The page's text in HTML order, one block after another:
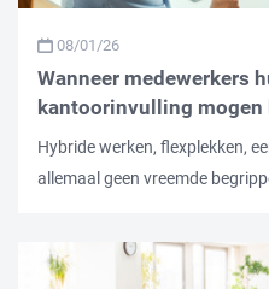
08/01/26
Wanneer medewerkers
kantoorinvulling mogen
Hybride werken, flexplekken,
allemaal geen vreemde